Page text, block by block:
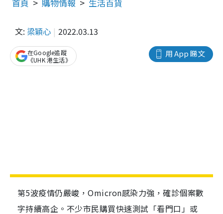
首頁 購物情報 生活百貨
文: 梁穎心 2022.03.13
用 App 睇文
在Google追蹤
《UHK 港生活》
第5波疫情仍嚴峻，Omicron感染力強，確診個案數
字持續高企。不少市民購買快速測試「看門口」或